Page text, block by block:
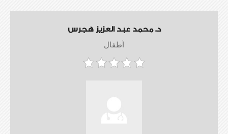
د. محمد عبد العزيز هجرس
أطفال